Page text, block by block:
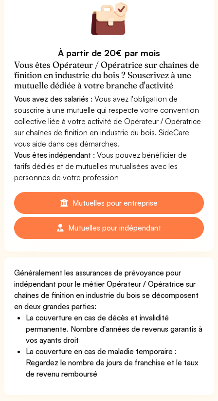
À partir de 20€ par mois
Vous êtes Opérateur / Opératrice sur chaînes de
finition en industrie du bois ? Souscrivez à une
mutuelle dédiée à votre branche d'activité
Vous avez des salariés : Vous avez l'obligation de
souscrire à une mutuelle qui respecte votre convention
collective liée à votre activité de Opérateur / Opératrice
sur chaînes de finition en industrie du bois. SideCare
vous aide dans ces démarches.
Vous êtes indépendant : Vous pouvez bénéficier de
tarifs dédiés et de mutuelles mutualisées avec les
personnes de votre profession
Mutuelles pour entreprise
Mutuelles pour indépendant
Généralement les assurances de prévoyance pour
indépendant pour le métier Opérateur / Opératrice sur
chaînes de finition en industrie du bois se décomposent
en deux grandes parties:
La couverture en cas de décès et invalidité
permanente. Nombre d'années de revenus garantis à
vos ayants droit
La couverture en cas de maladie temporaire :
Regardez le nombre de jours de franchise et le taux
de revenu remboursé